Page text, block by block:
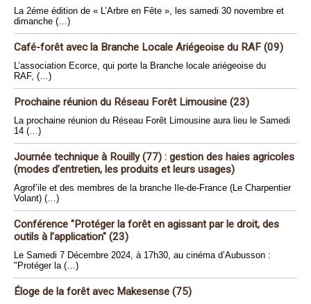
La 2éme édition de « L’Arbre en Fête », les samedi 30 novembre et
dimanche (…)
Café-forêt avec la Branche Locale Ariégeoise du RAF (09)
L’association Ecorce, qui porte la Branche locale ariégeoise du
RAF, (…)
Prochaine réunion du Réseau Forêt Limousine (23)
La prochaine réunion du Réseau Forêt Limousine aura lieu le Samedi
14 (…)
Journée technique à Rouilly (77) : gestion des haies agricoles
(modes d’entretien, les produits et leurs usages)
Agrof’ile et des membres de la branche Ile-de-France (Le Charpentier
Volant) (…)
Conférence "Protéger la forêt en agissant par le droit, des
outils à l’application" (23)
Le Samedi 7 Décembre 2024, à 17h30, au cinéma d’Aubusson :
"Protéger la (…)
Éloge de la forêt avec Makesense (75)